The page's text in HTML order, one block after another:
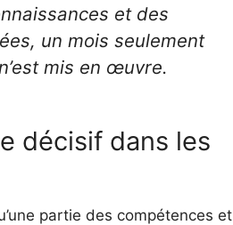
et des
un mois seulement
mis en œuvre.
décisif dans les
partie des compétences et